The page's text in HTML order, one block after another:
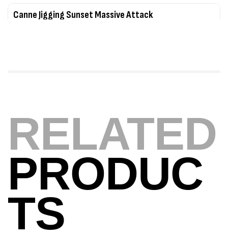
Canne Jigging Sunset Massive Attack
Bagagerie,Surfcasting
د.ت378,000
Volant 3 Branches Inox T26S/35
Accastillage bateau,Accessoires bateaux
د.ت367,000
Canne Sunset Beachstriker Surf Hybrid
RELATED
PRODUC
TS